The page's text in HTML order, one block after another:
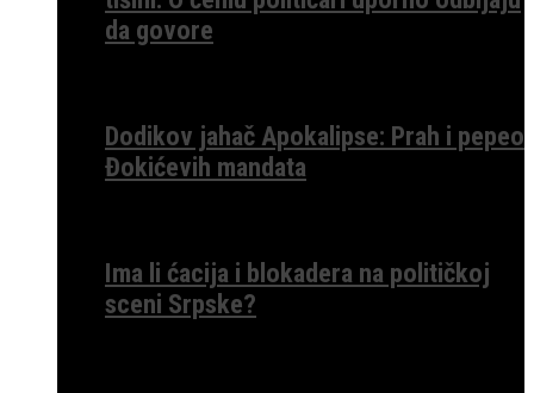
da govore
Dodikov jahač Apokalipse: Prah i pepeo
Đokićevih mandata
Ima li ćacija i blokadera na političkoj
sceni Srpske?